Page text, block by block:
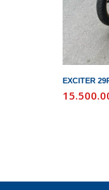
EXCITER